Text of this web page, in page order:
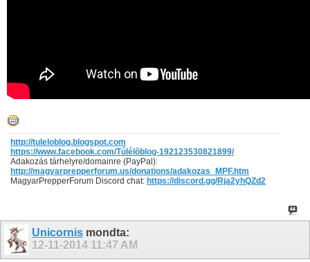
http://tuleloblog.blogspot.com
https://www.facebook.com/Túlélõblog-192123530821899/
Adakozás tárhelyre/domainre (PayPal):
http://magyarprepperforum.us/donations/adakozas_MPF.htm
MagyarPrepperForum Discord chat: https://discord.gg/Rja2yhQZd2
Unicornis mondta:
12-11-2014 11:47 AM